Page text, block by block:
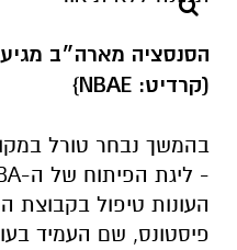
הסנסציה מארה״ב
(קרדיט: NBAE}
העונות טיפול בקבוצת
פיסטונס, שם העמיד